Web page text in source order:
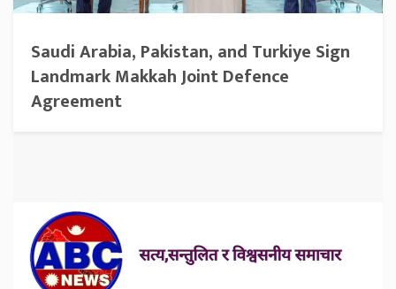
Saudi Arabia, Pakistan, and Turkiye Sign
Landmark Makkah Joint Defence
Agreement